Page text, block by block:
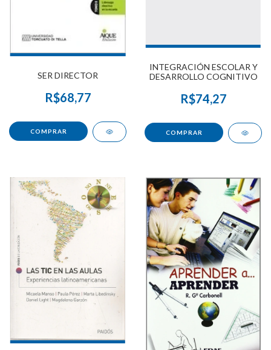
SER DIRECTOR
R$68,77
INTEGRACIÓN ESCOLAR Y
DESARROLLO COGNITIVO
R$74,27